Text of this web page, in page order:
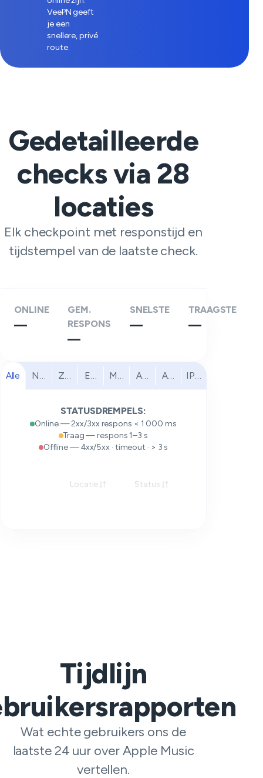
VeePN geeft
je een
snellere, privé
route.
Gedetailleerde
checks via28
locaties
Elk checkpoint met responstijd en
tijdstempel van de laatste check.
ONLINE
—
GEM.
RESPONS
—
SNELSTE
—
TRAAGSTE
—
Alle Noord-Amerika
Zuid-Amerika
EuropaMidden-Oosten
Afrika Azië-Pacific
IPv6
STATUSDREMPELS:
Online — 2xx/3xx respons < 1 000 ms
Traag — respons 1–3 s
Offline — 4xx/5xx · timeout · > 3 s
Locatie Status
Tijdlijn
Wat echte gebruikers ons de
laatste 24 uur over Apple Music
vertellen.